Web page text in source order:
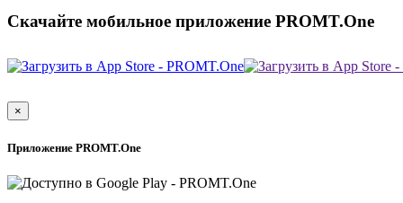
Скачайте мобильное приложение PROMT.One
×
Приложение PROMT.One